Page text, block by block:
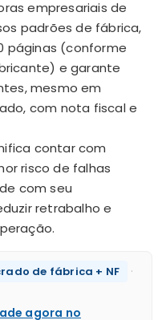
empresariais de
padrões de fábrica,
páginas (conforme
e garante
mesmo em
com nota fiscal e
contar com
risco de falhas
com seu
retrabalho e
de fábrica + NF ·
agora no